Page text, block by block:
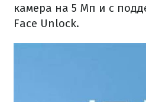
камера на 5 Мп и с
Face Unlock.